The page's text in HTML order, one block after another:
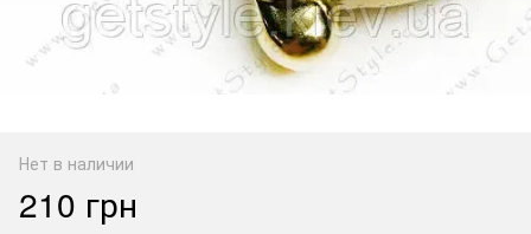
Нет в наличии
210 грн